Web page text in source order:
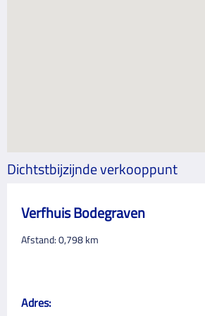
Dichtstbijzijnde verkooppunt
Verfhuis Bodegraven
Afstand:0,798km
Adres: